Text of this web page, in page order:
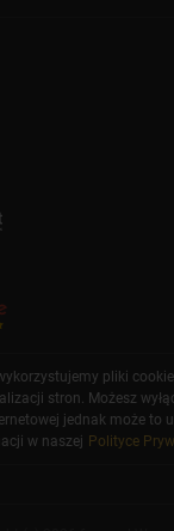
pliki
stron. Możesz
jednak może to
w naszej Polityce